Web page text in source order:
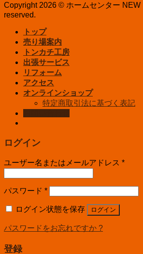
Copyright 2026 © ホームセンター NEW
reserved.
トップ
売り場案内
トンカチ工房
出張サービス
リフォーム
アクセス
オンラインショップ
特定商取引法に基づく表記
ログイン
ユーザー名またはメールアドレス *
パスワード *
ログイン状態を保存 ログイン
パスワードをお忘れですか ?
登録